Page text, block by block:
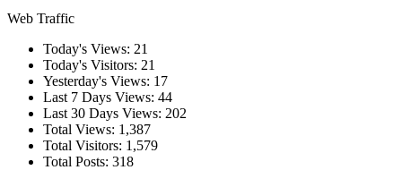
Web Traffic
Today's Views: 21
Today's Visitors: 21
Yesterday's Views: 17
Last 7 Days Views: 44
Last 30 Days Views: 202
Total Views: 1,387
Total Visitors: 1,579
Total Posts: 318